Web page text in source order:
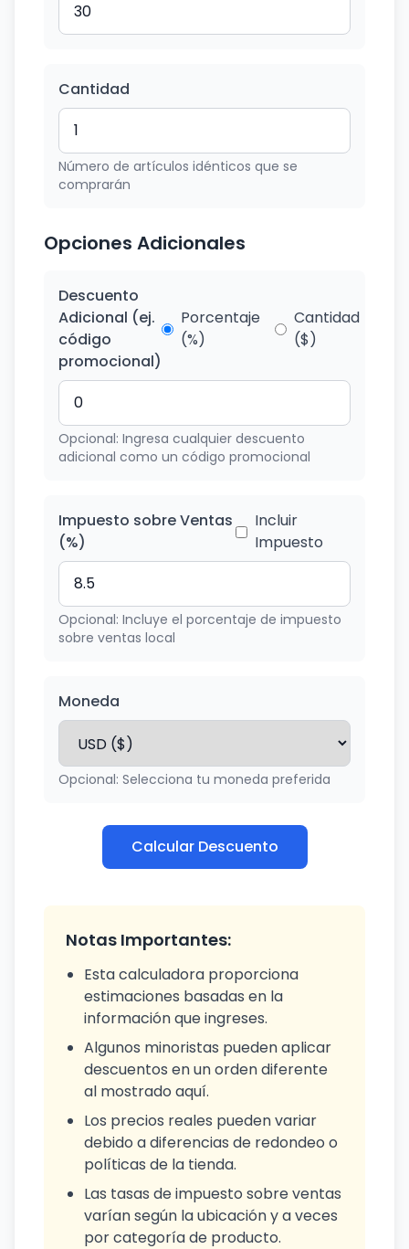
Cantidad
Número de artículos idénticos que se
comprarán
Opciones Adicionales
Descuento
Adicional (ej.
código
promocional)
Porcentaje
(%)
Cantidad
($)
Opcional: Ingresa cualquier descuento
adicional como un código promocional
Impuesto sobre Ventas
(%)
Incluir
Impuesto
Opcional: Incluye el porcentaje de impuesto
sobre ventas local
Moneda
Opcional: Selecciona tu moneda preferida
Calcular Descuento
Notas Importantes:
Esta calculadora proporciona
estimaciones basadas en la
información que ingreses.
Algunos minoristas pueden aplicar
descuentos en un orden diferente
al mostrado aquí.
Los precios reales pueden variar
debido a diferencias de redondeo o
políticas de la tienda.
Las tasas de impuesto sobre ventas
varían según la ubicación y a veces
por categoría de producto.